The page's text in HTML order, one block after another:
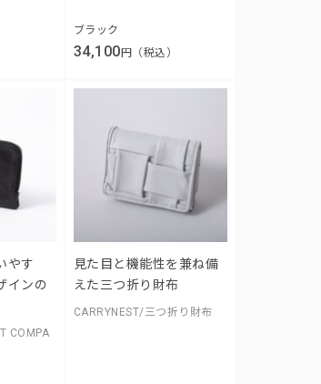
ブラック
34,100 円（税込）
やす
インの
COMPA
見た目と機能性を兼ね備
えた三つ折り財布
CARRYNEST/三つ折り財布